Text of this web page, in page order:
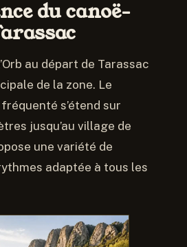
du canoë-
au départ de Tarassac
de la zone. Le
s’étend sur
jusqu’au village de
une variété de
adaptée à tous les